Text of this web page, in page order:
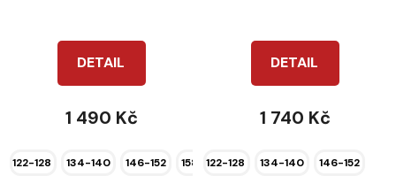
DETAIL
1 490 Kč
122-128 134-140 146-152 158-164
DETAIL
1 740 Kč
122-128 134-140 146-152